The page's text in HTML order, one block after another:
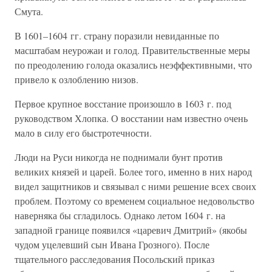
Смута.
В 1601–1604 гг. страну поразили невиданные по
масштабам неурожаи и голод. Правительственные меры
по преодолению голода оказались неэффективными, что
привело к озлоблению низов.
Первое крупное восстание произошло в 1603 г. под
руководством Хлопка. О восстании нам известно очень
мало в силу его быстротечности.
Люди на Руси никогда не поднимали бунт против
великих князей и царей. Более того, именно в них народ
видел защитников и связывал с ними решение всех своих
проблем. Поэтому со временем социальное недовольство
наверняка бы сгладилось. Однако летом 1604 г. на
западной границе появился «царевич Дмитрий» (якобы
чудом уцелевший сын Ивана Грозного). После
тщательного расследования Посольский приказ